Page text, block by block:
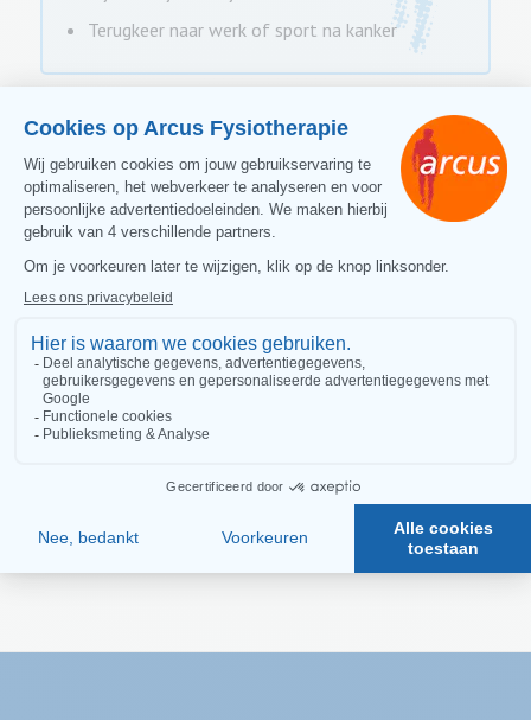
Terugkeer naar werk of sport na kanker
Onze therapeuten met extra
expertise in oncologie
fysiotherapie